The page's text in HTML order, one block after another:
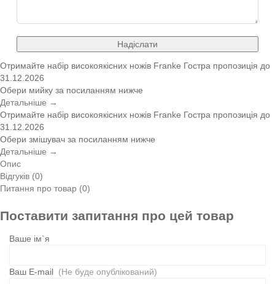
Надіслати
Отримайте набір високоякісних ножів Franke Гостра пропозиція до
31.12.2026
Обери мийку за посиланням нижче
Детальніше →
Отримайте набір високоякісних ножів Franke Гостра пропозиція до
31.12.2026
Обери змішувач за посиланням нижче
Детальніше →
Опис
Відгуків (0)
Питання про товар (0)
Поставити запитання про цей товар
Ваше ім`я
Ваш E-mail (Не буде опублікований)